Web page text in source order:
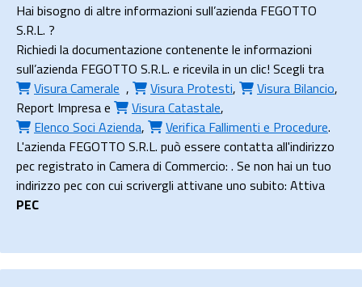
Hai bisogno di altre informazioni sull’azienda FEGOTTO
S.R.L. ?
Richiedi la documentazione contenente le informazioni
sull’azienda FEGOTTO S.R.L. e ricevila in un clic! Scegli tra
Visura Camerale , Visura Protesti, Visura Bilancio,
Report Impresae Visura Catastale,
Elenco Soci Azienda, Verifica Fallimenti e Procedure.
L'azienda FEGOTTO S.R.L. può essere contatta all'indirizzo
pec registrato in Camera di Commercio: . Se non hai un tuo
indirizzo pec con cui scrivergli attivane uno subito: Attiva
PEC